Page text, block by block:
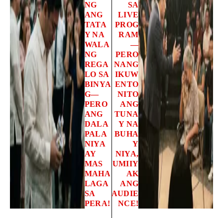
NG
ANG
TATA
Y NA
WALA
NG
REGA
LO SA
BINYA
G—
PERO
ANG
DALA
PALA
NIYA
AY
MAS
MAHA
LAGA
SA
PERA!
SA
LIVE
PROG
RAM
—
PERO
NANG
IKUW
ENTO
NITO
ANG
TUNA
Y NA
BUHA
Y
NIYA,
UMIIY
AK
ANG
AUDIE
NCE!